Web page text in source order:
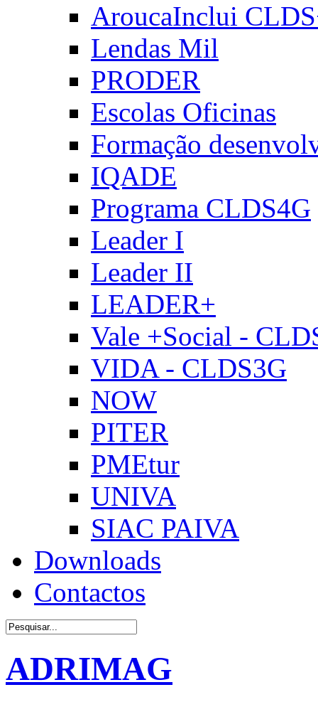
AroucaInclui
Lendas Mil
PRODER
Escolas Oficinas
Formação
IQADE
Programa CLDS4G
Leader I
Leader II
LEADER+
Vale +Social -
VIDA - CLDS3G
NOW
PITER
PMEtur
UNIVA
SIAC PAIVA
Downloads
Contactos
ADRIMAG